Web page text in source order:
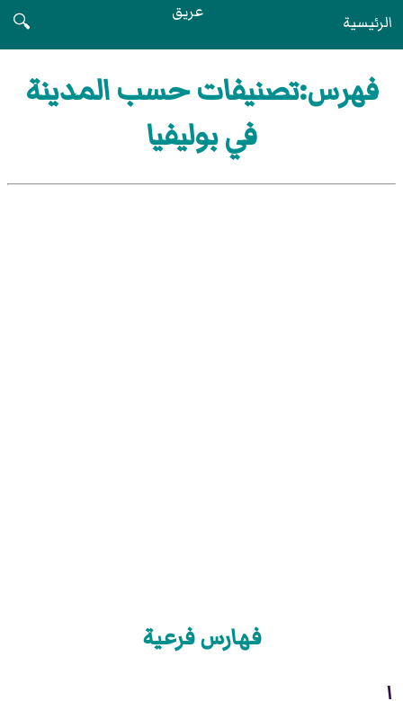
الرئيسية عريق
🔍
فهرس:تصنيفات حسب المدينة
في بوليفيا
فهارس فرعية
ا